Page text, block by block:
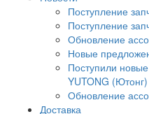
Поступление
Поступление
Обновление
Новые
Поступили
YUTONG (Ютонг)
Обновление
Доставка